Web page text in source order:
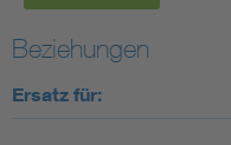
Cybersecurity in der
Beziehungen
Ersatz für: